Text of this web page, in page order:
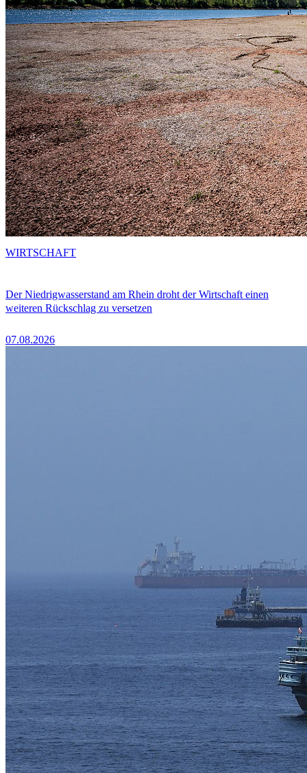
Der Niedrigwasserstand am Rhein droht der Wirtschaft einen
weiteren Rückschlag zu versetzen
07.08.2026
WIRTSCHAFT